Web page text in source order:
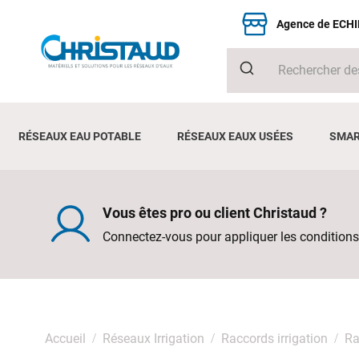
Agence de
RÉSEAUX EAU POTABLE RÉSEAUX EAUX USÉES
Vous êtes pro ou client Christaud ?
Connectez-vous pour appliquer les
Accueil Réseaux Irrigation Raccords irrigation